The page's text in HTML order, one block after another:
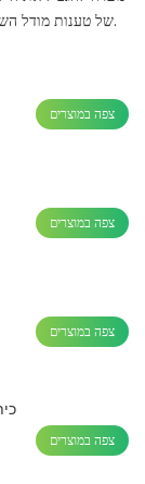
של טענות מודל השירות צריכים להיכלל גם הם במסגרת מודל השירות הזה.
צפה במוצרים
צפה במוצרים
צפה במוצרים
צפה במוצרים